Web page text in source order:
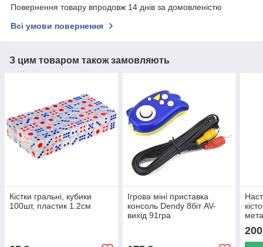
Повернення товару впродовж 14 днів за домовленістю
Всі умови повернення
З цим товаром також замовляють
Кістки гральні, кубики
100шт, пластик 1.2см
Ігрова міні приставка
консоль Dendy 8біт AV-
вихід 91гра
200